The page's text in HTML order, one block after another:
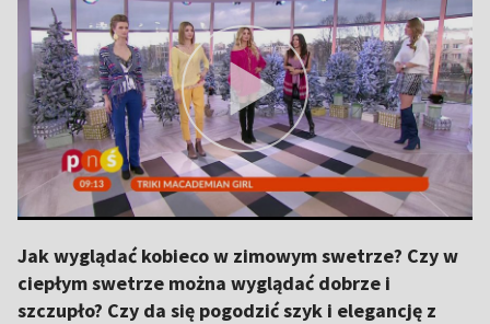
Jak wyglądać kobieco w zimowym swetrze? Czy w
ciepłym swetrze można wyglądać dobrze i
szczupło? Czy da się pogodzić szyk i elegancję z